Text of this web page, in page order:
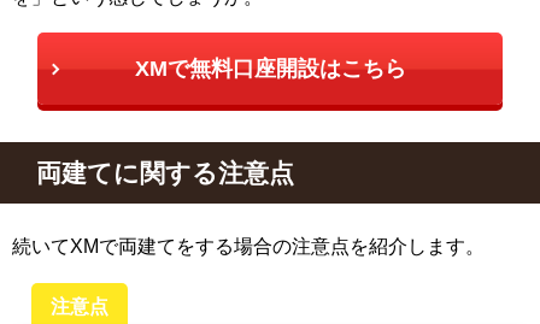
XMで無料口座開設はこちら
両建てに関する注意点
続いてXMで両建てをする場合の注意点を紹介します。
注意点